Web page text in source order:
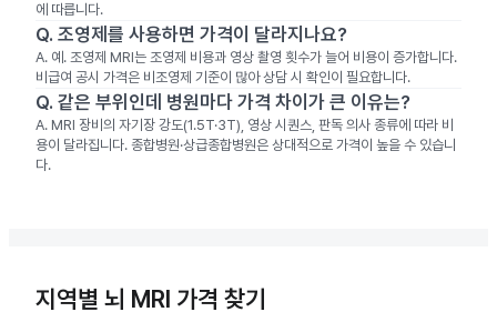
에 따릅니다.
Q. 조영제를 사용하면 가격이 달라지나요?
A. 예. 조영제 MRI는 조영제 비용과 영상 촬영 횟수가 늘어 비용이 증가합니다.
비급여 공시 가격은 비조영제 기준이 많아 상담 시 확인이 필요합니다.
Q. 같은 부위인데 병원마다 가격 차이가 큰 이유는?
A. MRI 장비의 자기장 강도(1.5T·3T), 영상 시퀀스, 판독 의사 종류에 따라 비
용이 달라집니다. 종합병원·상급종합병원은 상대적으로 가격이 높을 수 있습니
다.
지역별 뇌 MRI 가격 찾기